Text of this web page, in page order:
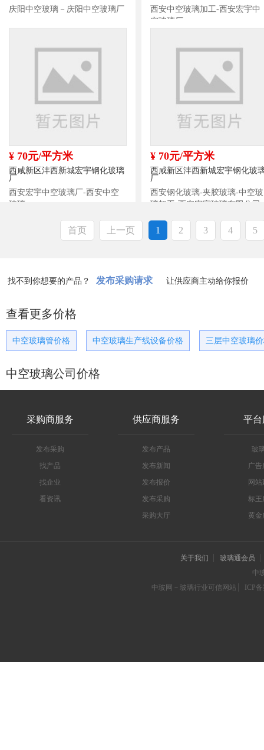
庆阳中空玻璃－庆阳中空玻璃厂
西安中空玻璃加工-西安宏宇中
空玻璃厂
¥ 70元/平方米
西咸新区沣西新城宏宇钢化玻璃
厂
西安宏宇中空玻璃厂-西安中空
玻璃
¥ 70元/平方米
西咸新区沣西新城宏宇钢化玻
厂
西安钢化玻璃-夹胶玻璃-中空玻
璃加工-西安宏宇玻璃有限公司
首页 上一页 1 2 3 4 5
找不到你想要的产品？ 发布采购请求 让供应商主动给你报价
查看更多价格
中空玻璃管价格 中空玻璃生产线设备价格 三层中空玻璃
中空玻璃公司价格
采购商服务
发布采购
找产品
找企业
看资讯
供应商服务
发布产品
发布新闻
发布报价
发布采购
采购大厅
平
玻
广告
网
标王
黄金
关于我们
玻璃通会员
中
中玻网－玻璃行业可信网站
ICP